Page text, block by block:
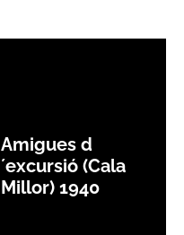
Amigues d
´excursió (Cala
Millor) 1940